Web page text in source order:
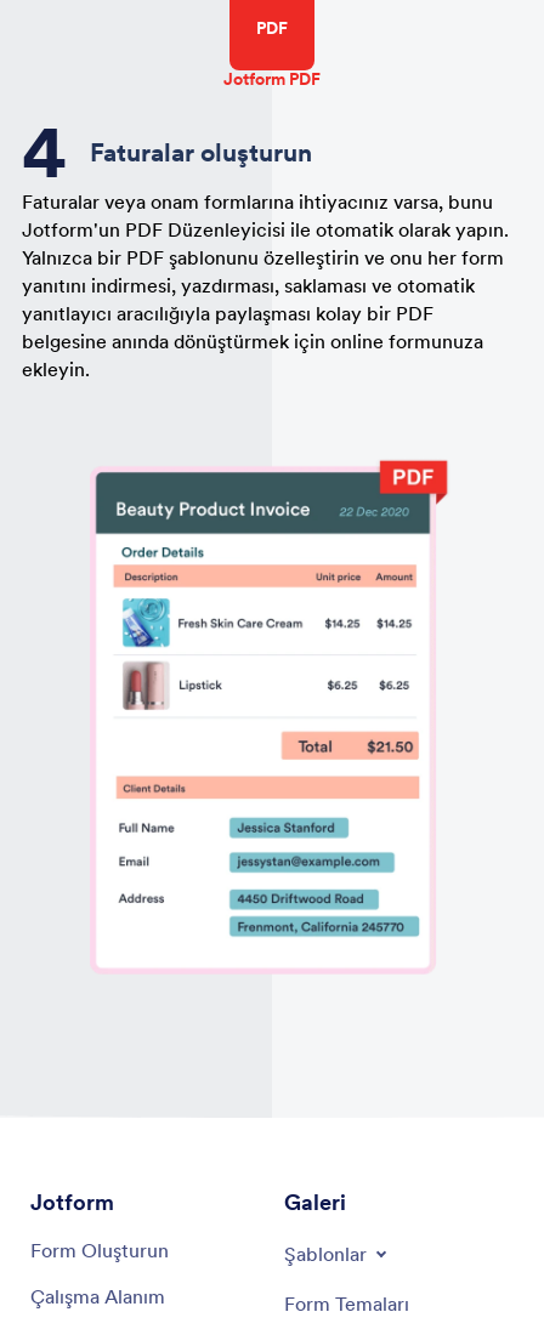
PDF
Jotform PDF
Faturalar oluşturun
Faturalar veya onam formlarına ihtiyacınız varsa, bunu
Jotform'un PDF Düzenleyicisi ile otomatik olarak yapın.
Yalnızca bir PDF şablonunu özelleştirin ve onu her form
yanıtını indirmesi, yazdırması, saklaması ve otomatik
yanıtlayıcı aracılığıyla paylaşması kolay bir PDF
belgesine anında dönüştürmek için online formunuza
ekleyin.
Jotform
Form Oluşturun
Çalışma Alanım
Galeri
Şablonlar
Form Temaları